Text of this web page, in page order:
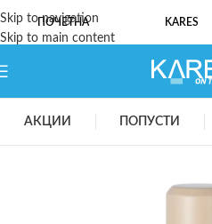
Skip to navigation
Skip to main content
ПОЧЕТНА KARES
АКЦИИ ПОПУСТИ